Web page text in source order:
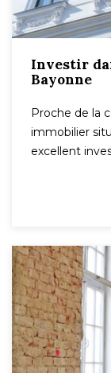
Investir
Bayonne
Proche de la
immobilier
excellent